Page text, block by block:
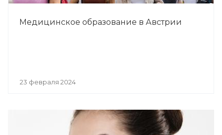
Медицинское образование в Австрии
23 февраля 2024